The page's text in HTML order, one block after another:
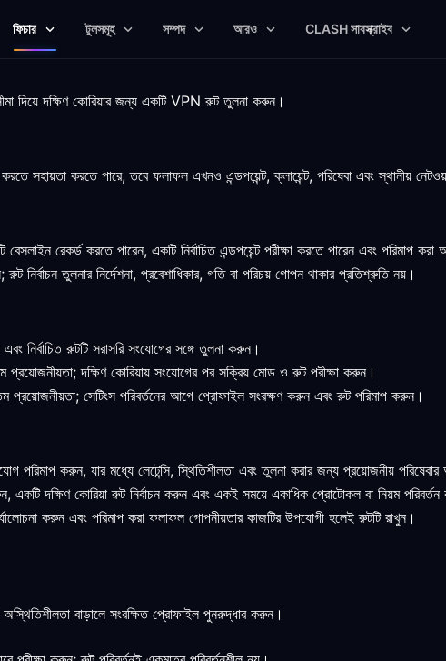
ফিচার টুলসমূহ সম্পদ আরও CLASH সাবস্ক্রাইব
দিয়ে দক্ষিণ কোরিয়ার জন্য একটি VPN রুট তুলনা করুন।
সহায়তা করতে পারে, তবে ফলাফল এখনও এন্ডপয়েন্ট, ক্লায়েন্ট, পরিষেবা এবং স্থানীয়
বেসলাইন রেকর্ড করতে পারেন, একটি নির্বাচিত এন্ডপয়েন্ট পরীক্ষা করতে পারেন এবং পরিমাপ
নির্বাচন তুলনার নির্দেশনা, প্রবেশাধিকার, গতি বা পরিচয় গোপন থাকার প্রতিশ্রুতি নয়।
নির্বাচিত রুটটি সরাসরি সংযোগের সঙ্গে তুলনা করুন।
দক্ষিণ কোরিয়ায় সংযোগের পর সক্রিয় মোড ও রুট পরীক্ষা করুন।
সেটিংস পরিবর্তনের আগে প্রোফাইল সংরক্ষণ করুন এবং রুট পরিমাপ করুন।
পরিমাপ করুন, যার মধ্যে লেটেন্সি, স্থিতিশীলতা এবং তুলনা করার জন্য প্রয়োজনীয়
একটি দক্ষিণ কোরিয়া রুট নির্বাচন করুন এবং একই সময়ে একাধিক প্রোটোকল বা নিয়ম
করুন এবং পরিমাপ করা ফলাফল গোপনীয়তার কাজটির উপযোগী হলেই রুটটি রাখুন।
বাড়ালে সংরক্ষিত প্রোফাইল পুনরুদ্ধার করুন।